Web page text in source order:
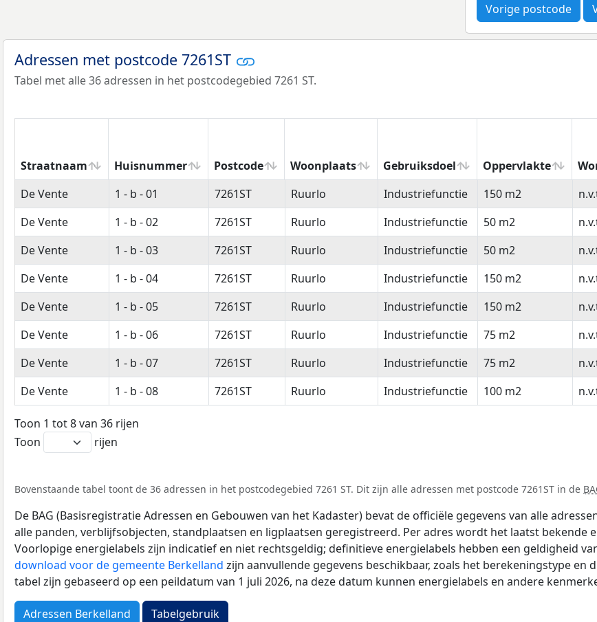
Vorige postcode
Adressen met postcode 7261ST
Tabel met alle 36 adressen in het postcodegebied 7261 ST.
Straatnaam Huisnummer Postcode Woonplaats Gebruiksdoel Oppervlakte
Straatnaam
Huisnummer Postcode Woonplaats Gebruiksdoel Oppervlakte
De Vente 1 - b - 01 7261ST Ruurlo Industriefunctie 150 m2
De Vente
1 - b - 02 7261ST Ruurlo Industriefunctie 50 m2
De Vente
1 - b - 03 7261ST Ruurlo Industriefunctie 50 m2
De Vente
1 - b - 04 7261ST Ruurlo Industriefunctie 150 m2
De Vente
1 - b - 05 7261ST Ruurlo Industriefunctie 150 m2
De Vente
1 - b - 06 7261ST Ruurlo Industriefunctie 75 m2
De Vente
1 - b - 07 7261ST Ruurlo Industriefunctie 75 m2
De Vente
1 - b - 08 7261ST Ruurlo Industriefunctie 100 m2
Toon 1 tot 8 van 36 rijen
Toon
rijen
Bovenstaande tabel toont de 36 adressen in het postcodegebied 7261 ST. Dit zijn alle adressen met postcode 7261ST in de
De BAG (Basisregistratie Adressen en Gebouwen van het Kadaster) bevat de officiële gegevens van alle
alle panden, verblijfsobjecten, standplaatsen en ligplaatsen geregistreerd. Per adres wordt het laatst bekende
Voorlopige energielabels zijn indicatief en niet rechtsgeldig; definitieve energielabels hebben een geldigheid
download voor de gemeente Berkelland zijn aanvullende gegevens beschikbaar, zoals het berekeningstype
tabel zijn gebaseerd op een peildatum van 1 juli 2026, na deze datum kunnen energielabels en andere
Adressen Berkelland Tabelgebruik